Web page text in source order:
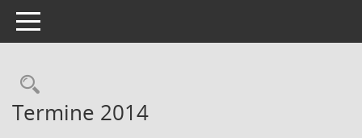
Toggle navigation
Rechercheauswahl
Termine 2014